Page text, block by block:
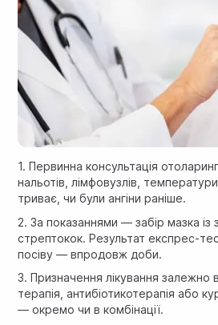
1. Первинна консультація
нальотів, лімфовузлів,
триває, чи були ангіни раніше.
2. За показаннями — забір мазка із
стрептокок. Результат експрес-
посіву — впродовж доби.
3. Призначення лікування
терапія, антибіотикотерапія або
— окремо чи в комбінації.